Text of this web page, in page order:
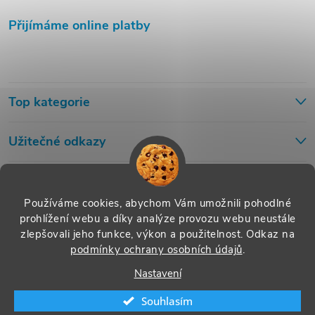
Používáme cookies, abychom Vám umožnili pohodlné
prohlížení webu a díky analýze provozu webu neustále
zlepšovali jeho funkce, výkon a použitelnost. Odkaz na
podmínky ochrany osobních údajů.
Nastavení
Souhlasím
Přijímáme online platby
Top kategorie
Užitečné odkazy